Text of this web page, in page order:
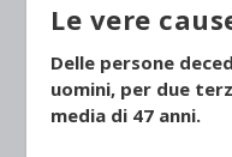
Le vere
Delle persone
uomini, per due
media di 47 anni.